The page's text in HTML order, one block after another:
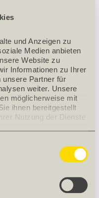
und Anzeigen zu
Medien anbieten
Website zu
Informationen zu Ihrer
unsere Partner für
weiter. Unsere
möglicherweise mit
ihnen bereitgestellt
Nutzung der Dienste